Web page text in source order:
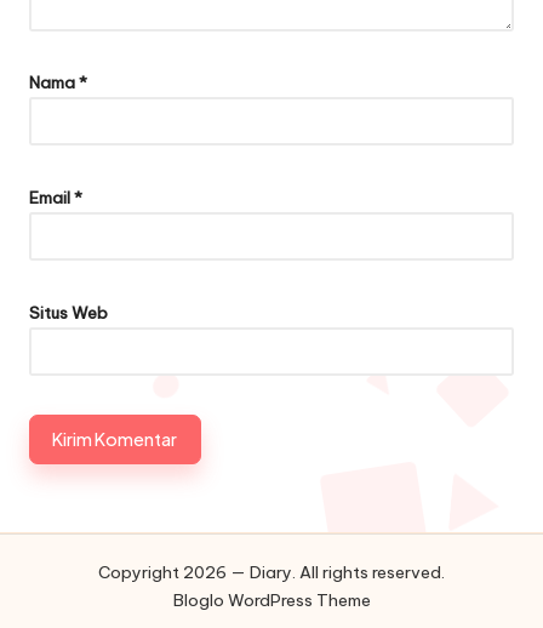
Nama*
Email*
Situs Web
Copyright 2026 — Diary. All rights reserved.
Bloglo WordPress Theme